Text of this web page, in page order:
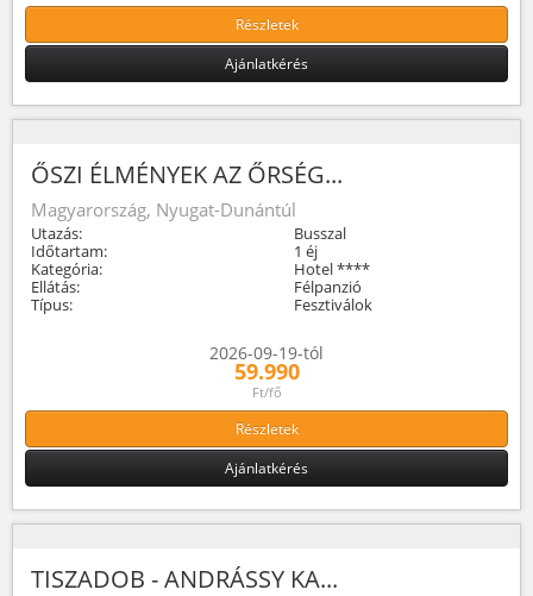
Részletek
Ajánlatkérés
ŐSZI ÉLMÉNYEK AZ ŐRSÉG...
Magyarország, Nyugat-Dunántúl
Utazás:
Busszal
Időtartam:
1 éj
Kategória:
Hotel ****
Ellátás:
Félpanzió
Típus:
Fesztiválok
2026-09-19-tól
59.990
Ft/fő
Részletek
Ajánlatkérés
TISZADOB - ANDRÁSSY KA...